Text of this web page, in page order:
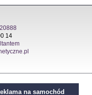
14
na samochód